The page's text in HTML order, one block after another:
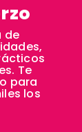
de
Te
para
los